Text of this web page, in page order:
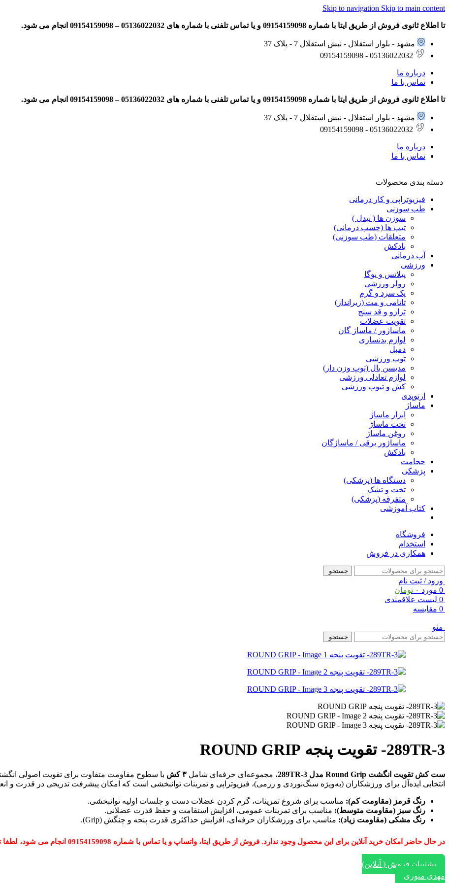
Skip to navigation Skip to main content
تا اطلاع ثانوی فروش از طریق ایتا با شماره 09154159098 و یا تماس تلفنی با شماره های 05136022032 – 09154159098 انجام می شود.
مشهد - بلوار استقلال - نبش استقلال 7 - پلاک 37
05136022032 - 09154159098
درباره ما
تماس با ما
تا اطلاع ثانوی فروش از طریق ایتا با شماره 09154159098 و یا تماس تلفنی با شماره های 05136022032 – 09154159098 انجام می شود.
مشهد - بلوار استقلال - نبش استقلال 7 - پلاک 37
05136022032 - 09154159098
درباره ما
تماس با ما
دسته بندی محصولات
فیزیوتراپی و کار درمانی
طب سوزنی
سوزن ها ( نیدل )
تیپ ها (چسب درمانی)
متعلقات (طب سوزنی)
بادکش
آب درمانی
ورزشی
پیلاتس و یوگا
رولر ورزشی
پک سرد و گرم
تاتامی و مت (زیرانداز)
ترازو و قد سنج
تقویت عضلات
ماساژور / ماساژ گان
لوازم بدنسازی
دمبل
توپ ورزشی
مدیسن بال (توپ وزن دار)
لوازم تعادلی ورزشی
کش و تیوب ورزشی
ارتوپدی
ماساژ
ابزار ماساژ
تخت ماساژ
روغن ماساژ
ماساژور برقی / ماساژگان
بادکش
حجامت
پزشکی
دستگاه ها (پزشکی)
تخت و تشک
متفرقه (پزشکی)
کتاب آموزشی
فروشگاه
استخدام
همکاری در فروش
جستجو
ورود / ثبت نام
0 مورد ۰ تومان
0 لیست علاقمندی
0 مقایسه
منو
جستجو
289TR-3- تقویت پنجه ROUND GRIP
ست کش تقویت انگشت Round Grip مدل 289TR-3 ، مجموعه‌ای حرفه‌ای شامل ۳ کش
با سطوح مقاومت متفاوت برای تقویت اصولی
انتخابی ایده‌آل برای ورزشکاران (به‌ویژه سنگ‌نوردی و رزمی)، فیزیوتراپی و تمرینات توانبخشی است که امکان پیشرفت تدریجی در قدرت
رنگ قرمز (مقاومت کم): مناسب برای شروع تمرینات، گرم کردن عضلات دست و جلسات اولیه توانبخشی.
رنگ سبز (مقاومت متوسط): مناسب برای تمرینات عمومی، افزایش استقامت و حفظ قدرت عضلانی.
رنگ مشکی (مقاومت زیاد): مناسب برای ورزشکاران حرفه‌ای، افزایش حداکثری قدرت پنجه و چنگش (Grip).
در حال حاضر امکان خرید آنلاین برای این محصول وجود ندارد. فروش از طریق ایتا، واتساپ و یا تماس با شماره 09154159098 انجام می شود، لطفا تماس بگیرید.
پشتیبان فروش ( آنلاین)
مهدی منوری